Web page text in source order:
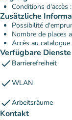
Conditions d'accès
Zusätzliche
Possibilité
Nombre de places
Accès au catalogue
Verfügbare Dienste
check Barrierefreiheit
checkWLAN
checkArbeitsräume
Kontakt